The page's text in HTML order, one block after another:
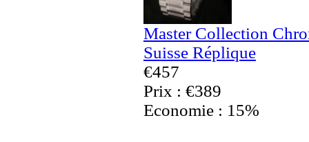
Master Collection
Suisse Réplique
€457
Prix : €389
Economie : 15%